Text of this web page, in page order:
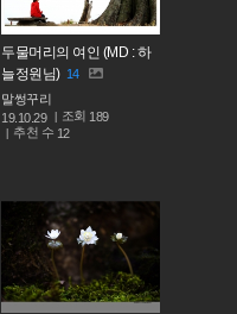
두물머리의 여인 (MD : 하
늘정원님) 14
말썽꾸리
19.10.29
조회 189
추천 수 12